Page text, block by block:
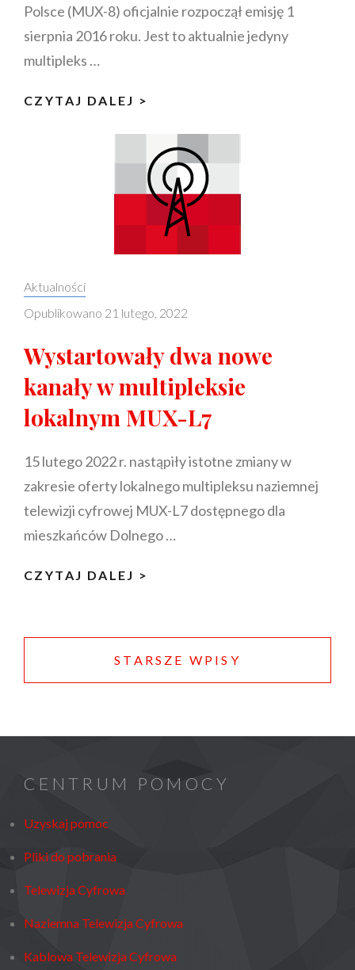
Polsce (MUX-8) oficjalnie rozpoczął emisję 1
sierpnia 2016 roku. Jest to aktualnie jedyny
multipleks …
CZYTAJ DALEJ >
MUX8
–
AKTUALNA
LISTA
PROGRAMÓW
Categories:
Aktualności
Opublikowano 21 lutego, 2022
Wystartowały dwa nowe
kanały w multipleksie
lokalnym MUX-L7
15 lutego 2022 r. nastąpiły istotne zmiany w
zakresie oferty lokalnego multipleksu naziemnej
telewizji cyfrowej MUX-L7 dostępnego dla
mieszkańców Dolnego …
CZYTAJ DALEJ >
KANAŁY
W
MULTIPLEKSIE
Nawigacja
wpisach
STARSZE WPISY
CENTRUM POMOCY
Uzyskaj pomoc
Pliki do pobrania
Telewizja Cyfrowa
Naziemna Telewizja Cyfrowa
Kablowa Telewizja Cyfrowa